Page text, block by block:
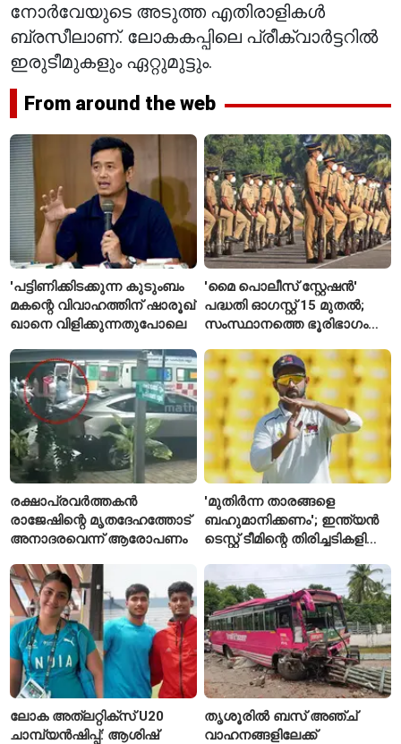
നോർവേയുടെ അടുത്ത എതിരാളികൾ
ബ്രസീലാണ്. ലോകകപ്പിലെ പ്രീക്വാർട്ടറിൽ
ഇരുടീമുകളും ഏറ്റുമുട്ടും.
From around the web
'പട്ടിണിക്കിടക്കുന്ന കുടുംബം
മകന്റെ വിവാഹത്തിന് ഷാരൂഖ്
ഖാനെ വിളിക്കുന്നതുപോലെ
'മൈ പൊലീസ് സ്റ്റേഷൻ'
പദ്ധതി ഓഗസ്റ്റ് 15 മുതൽ;
സംസ്ഥാനത്തെ ഭൂരിഭാഗം
എസ്‌ഐമാർക്ക്
രക്ഷാപ്രവർത്തകൻ
രാജേഷിന്റെ മൃതദേഹത്തോട്
അനാദരവെന്ന് ആരോപണം
'മുതിർന്ന താരങ്ങളെ
ബഹുമാനിക്കണം'; ഇന്ത്യൻ
ടെസ്റ്റ് ടീമിന്റെ തിരിച്ചടികളിൽ
രഹാനെ
ലോക അത്‌ലറ്റിക്സ് U20
ചാമ്പ്യൻഷിപ്പ്: ആശിഷ്
തൃശൂരിൽ ബസ് അഞ്ച്
വാഹനങ്ങളിലേക്ക്